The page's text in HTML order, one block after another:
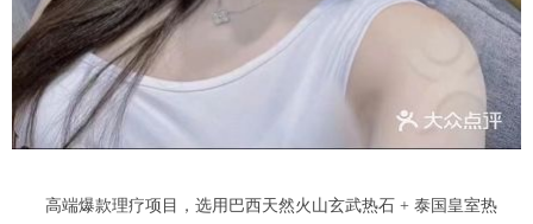
高端爆款理疗项目，选用巴西天然火山玄武热石 + 泰国皇室热